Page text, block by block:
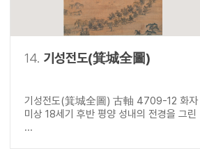
14. 기성전도(箕城全圖)
기성전도(箕城全圖) 古軸 4709-12 화자
미상 18세기 후반 평양 성내의 전경을 그린
...